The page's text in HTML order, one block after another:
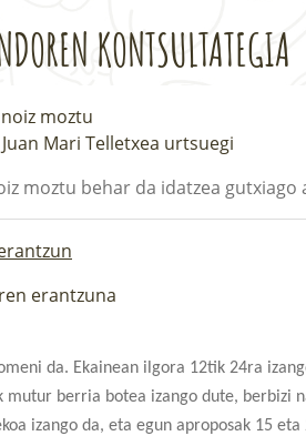
KONTSULTATEGIA
moztu
Mari Telletxea urtsuegi
moztu behar da idatzea gutxiago
erantzuna
da. Ekainean ilgora 12tik 24ra
mutur berria botea izango dute, berbizi
izango da, eta egun aproposak 15 eta